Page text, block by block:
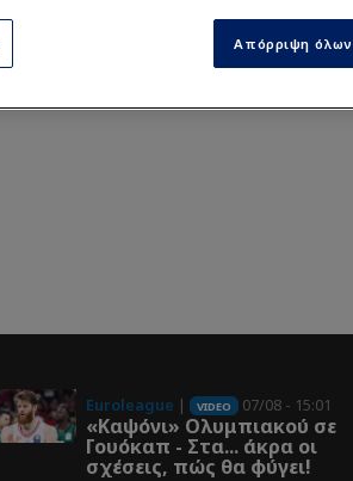
Euroleague | VIDEO 07/08 - 15:01
«Καψόνι» Ολυμπιακού σε
Γουόκαπ - Στα... άκρα οι
σχέσεις, πώς θα φύγει!
Απόρριψη όλων